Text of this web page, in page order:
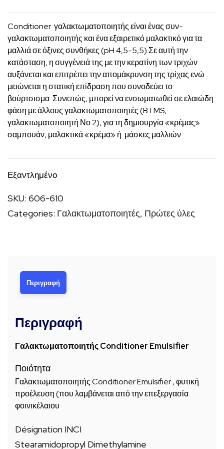
Conditioner γαλακτωματοποιητής είναι ένας συν-
γαλακτωματοποιητής και ένα εξαιρετικό μαλακτικό για τα
μαλλιά σε όξινες συνθήκες (pH 4,5-5,5).Σε αυτή την
κατάσταση, η συγγένειά της με την κερατίνη των τριχών
αυξάνεται και επιτρέπει την απομάκρυνση της τρίχας ενώ
μειώνεται η στατική επίδραση που συνοδεύει το
βούρτσισμα. Συνεπώς, μπορεί να ενσωματωθεί σε ελαιώδη
φάση με άλλους γαλακτωματοποιητές (BTMS,
γαλακτωματοποιητή Νο 2), για τη δημιουργία «κρέμας»
σαμπουάν, μαλακτικά «κρέμα» ή μάσκες μαλλιών .
Εξαντλημένο
SKU: 606-610
Categories: Γαλακτωματοποιητές, Πρώτες ύλες
Περιγραφή
Περιγραφή
Γαλακτωματοποιητής Conditioner Emulsifier
Ποιότητα
Γαλακτωματοποιητής Conditioner Emulsifier , φυτική
προέλευση (που λαμβάνεται από την επεξεργασία
φοινικέλαιου
Désignation INCI
Stearamidopropyl Dimethylamine